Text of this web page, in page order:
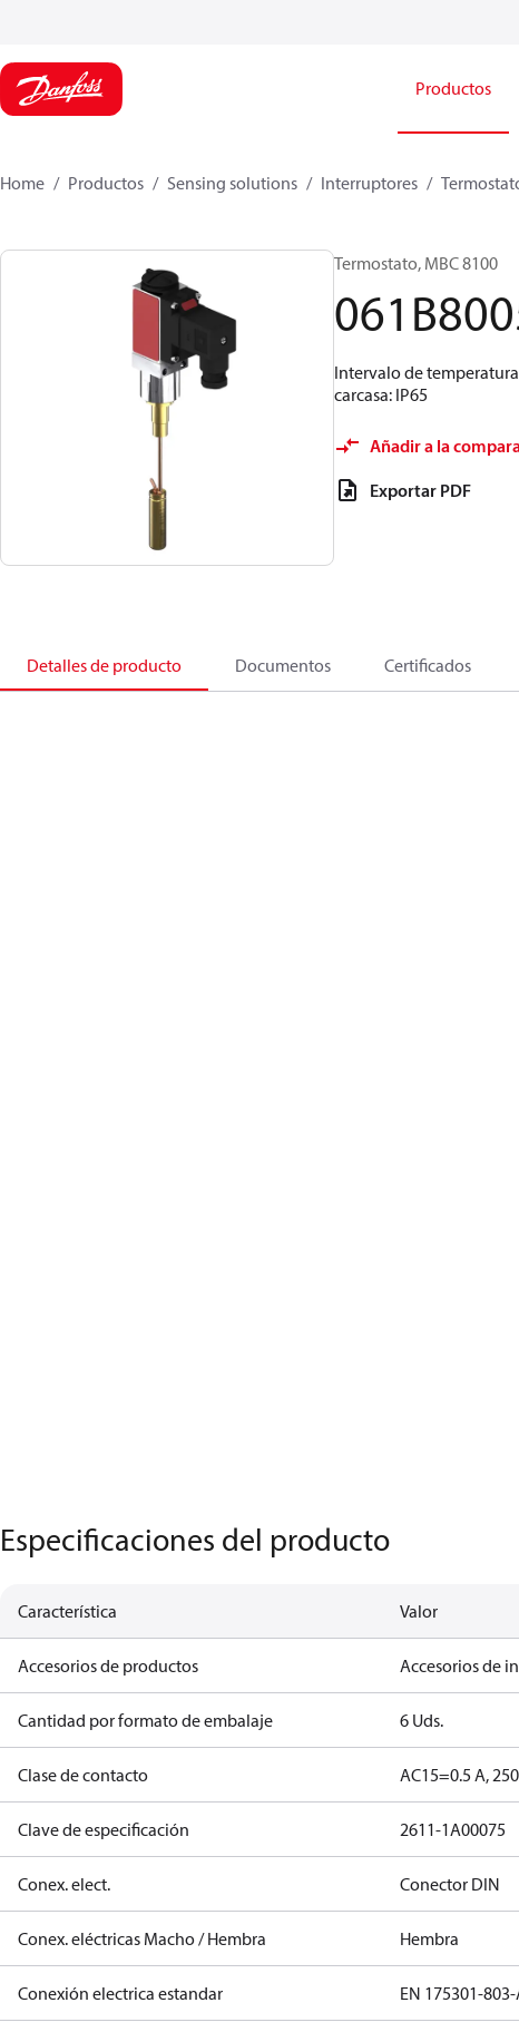
Productos
Home Productos Sensing solutions Interruptores
Termostato, MBC 8100
Intervalo de temperatura
carcasa: IP65
Añadir a la
Exportar PDF
Detalles de producto Documentos Certificados
Especificaciones del producto
Característica Valor
Accesorios de productos Accesorios de
Cantidad por formato de embalaje 6 Uds.
Clase de contacto AC15=0.5 A,
Clave de especificación 2611-1A00075
Conex. elect. Conector DIN
Conex. eléctricas Macho / Hembra Hembra
Conexión electrica estandar EN 175301-